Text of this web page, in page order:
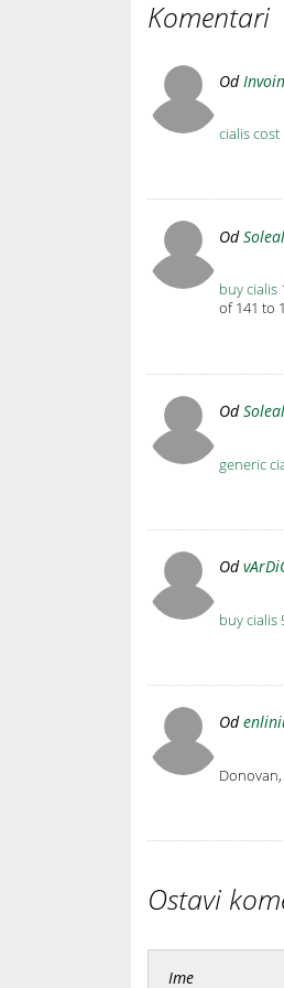
Komentari
Od
cialis cost
Od
buy cialis
of 141 to
Od
generic
Od
buy cialis
Od
Donovan,
Ostavi